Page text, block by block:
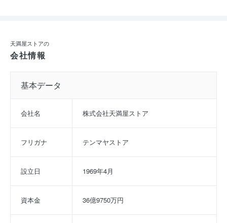
天満屋ストアの
会社情報
基本データ
会社名 株式会社天満屋ストア
フリガナ テンマヤストア
設立日 1969年4月
資本金 36億9750万円